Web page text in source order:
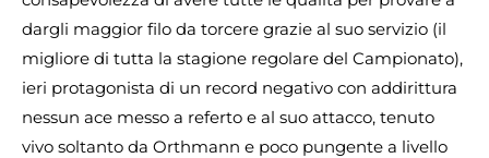
dargli maggior filo da torcere grazie al suo servizio (il
migliore di tutta la stagione regolare del Campionato),
ieri protagonista di un record negativo con addirittura
nessun ace messo a referto e al suo attacco, tenuto
vivo soltanto da Orthmann e poco pungente a livello